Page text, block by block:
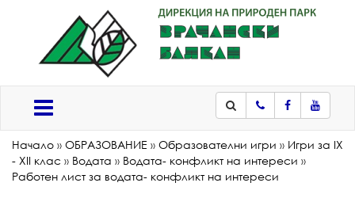
ТелефонFacebook
Начало » ОБРАЗОВАНИЕ » Образователни игри » Игри за IX
- XII клас » Водата » Водата- конфликт на интереси »
Работен лист за водата- конфликт на интереси